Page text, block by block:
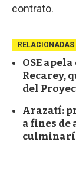
contrato.
RELACIONADAS
OSE
Recarey,
del
Arazatí:
a fines de